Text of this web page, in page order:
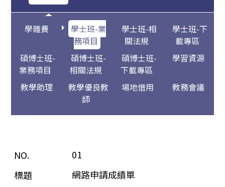
學雜費
學士班-業
務項目
學士班-相
關法規
學士班-下
載專區
碩博士班-
業務項目
碩博士班-
相關法規
碩博士班-
下載專區
學習資源
教學助理
教學優良教
師
場地借用 教務會議
01
網路申請成績單